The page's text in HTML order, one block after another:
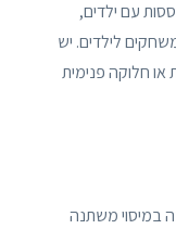
עם ילדים,
לילדים. יש
חלוקה פנימית
כרוכה במיסוי משתנה